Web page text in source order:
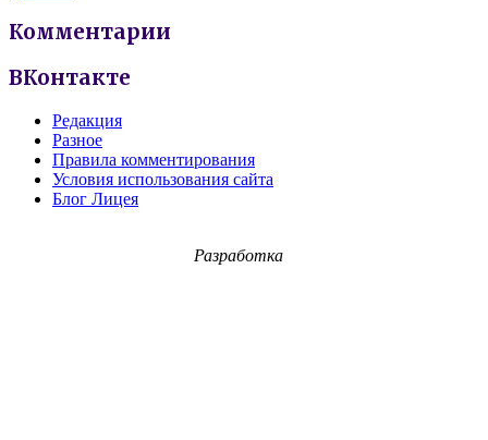
Комментарии
ВКонтакте
Редакция
Разное
Правила комментирования
Условия использования сайта
Блог Лицея
Разработка